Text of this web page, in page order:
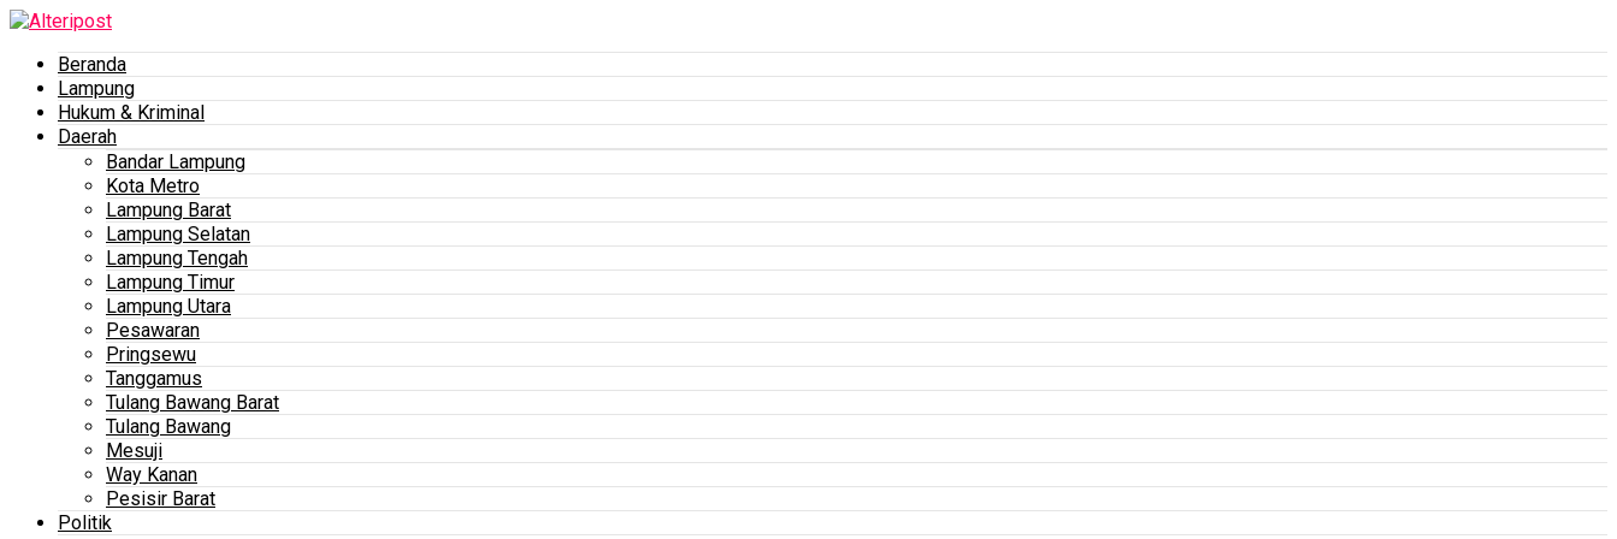
Beranda
Lampung
Hukum & Kriminal
Daerah
Bandar Lampung
Kota Metro
Lampung Barat
Lampung Selatan
Lampung Tengah
Lampung Timur
Lampung Utara
Pesawaran
Pringsewu
Tanggamus
Tulang Bawang Barat
Tulang Bawang
Mesuji
Way Kanan
Pesisir Barat
Politik